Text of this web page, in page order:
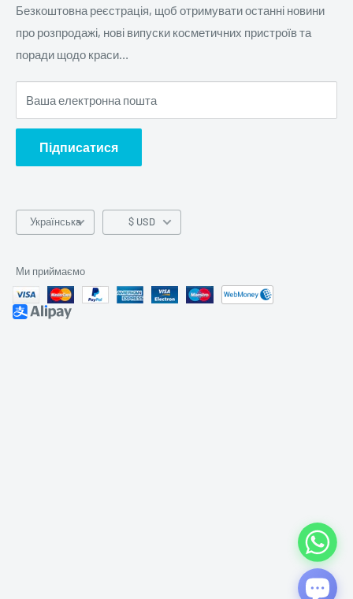
Відстежити замовлення
Політика конфіденційності
Умови надання послуг
Безкоштовна реєстрація, щоб отримувати останні новини
про розпродажі, нові випуски косметичних пристроїв та
поради щодо краси…
Ваша електронна пошта
Підписатися
МоваУкраїнська $ USD
Ми приймаємо